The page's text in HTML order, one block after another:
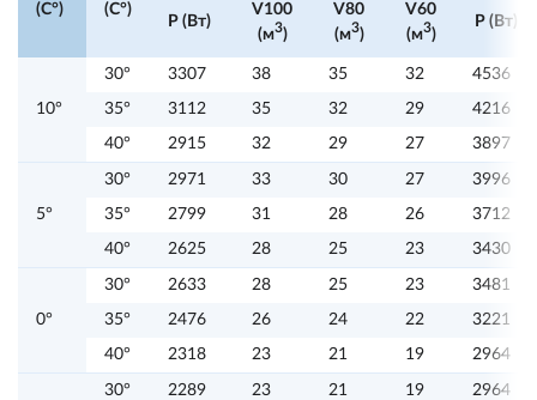
(C°)
(C°)
P (Вт)
V100
(м3)
V80
(м3)
V60
(м3)
P (Вт)
10°
30° 3307 38 35 32 4536
35° 3112 35 32 29 4216
40° 2915 32 29 27 3897
5°
30° 2971 33 30 27 3996
35° 2799 31 28 26 3712
40° 2625 28 25 23 3430
0°
30° 2633 28 25 23 3481
35° 2476 26 24 22 3221
40° 2318 23 21 19 2964
30° 2289 23 21 19 2964